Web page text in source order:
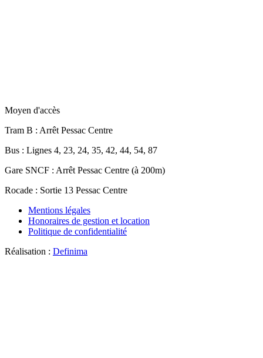
Moyen d'accès
Tram B : Arrêt Pessac Centre
Bus : Lignes 4, 23, 24, 35, 42, 44, 54, 87
Gare SNCF : Arrêt Pessac Centre (à 200m)
Rocade : Sortie 13 Pessac Centre
Mentions légales
Honoraires de gestion et location
Politique de confidentialité
Réalisation : Definima